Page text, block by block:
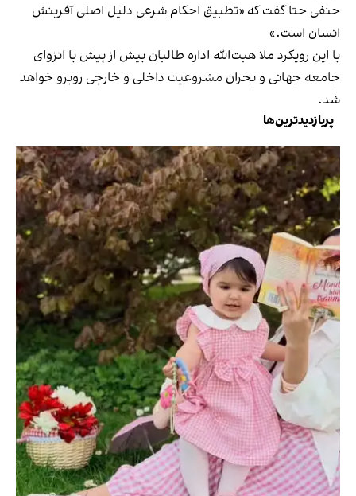
حنفی حتا گفت که «تطبیق احکام شرعی دلیل اصلی آفرینش
انسان است.»
با این رویکرد ملا هبت‌الله اداره طالبان بیش از پیش با انزوای
جامعه جهانی و بحران مشروعیت داخلی و خارجی روبرو خواهد
شد.
پربازدیدترین‌ها